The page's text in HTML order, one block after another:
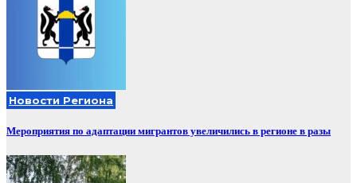
Новости Региона
Мероприятия по адаптации мигрантов увеличились в регионе в разы